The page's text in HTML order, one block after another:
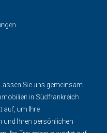
Sie uns gemeinsam
in Südfrankreich
auf, um Ihre
und Ihren persönlichen